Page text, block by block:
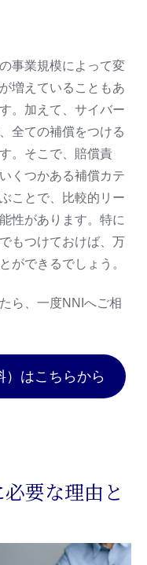
事業規模によって変
増えていることもあ
。加えて、サイバー
全ての補償をつける
。そこで、賠償責
くつかある補償カテ
ことで、比較的リー
性があります。特に
もつけておけば、万
ができるでしょう。
ら、一度NNIへご相
）はこちらから
要な理由と